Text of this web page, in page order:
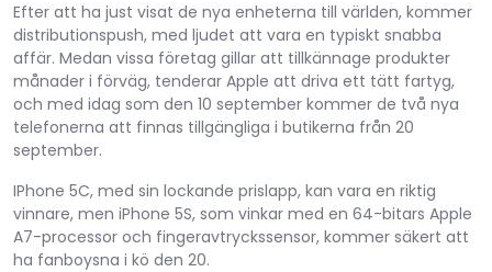
Efter att ha just visat de nya enheterna till världen, kommer
distributionspush, med ljudet att vara en typiskt snabba
affär. Medan vissa företag gillar att tillkännage produkter
månader i förväg, tenderar Apple att driva ett tätt fartyg,
och med idag som den 10 september kommer de två nya
telefonerna att finnas tillgängliga i butikerna från 20
september.
IPhone 5C, med sin lockande prislapp, kan vara en riktig
vinnare, men iPhone 5S, som vinkar med en 64-bitars Apple
A7-processor och fingeravtryckssensor, kommer säkert att
ha fanboysna i kö den 20.